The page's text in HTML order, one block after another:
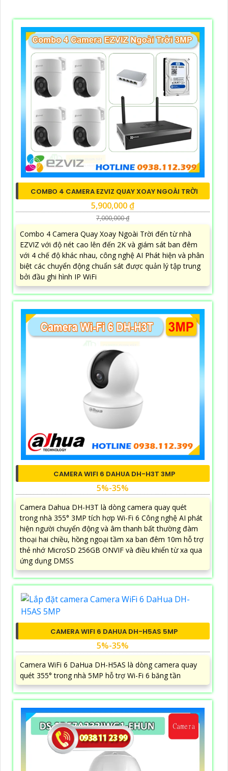
COMBO 4 CAMERA EZVIZ QUAY XOAY NGOÀI TRỜI
5,900,000 ₫
7,000,000 ₫
Combo 4 Camera Quay Xoay Ngoài Trời đến từ nhà
EZVIZ với độ nét cao lên đến 2K và giám sát ban đêm
với 4 chế độ khác nhau, công nghệ AI Phát hiện và phân
biệt các chuyển động chuẩn sát được quản lý tập trung
bởi đầu ghi hình IP WiFi
CAMERA WIFI 6 DAHUA DH-H3T 3MP
5%-35%
Camera Dahua DH-H3T là dòng camera quay quét
trong nhà 355° 3MP tích hợp Wi-Fi 6 Công nghệ AI phát
hiện người chuyển động và âm thanh bất thường đàm
thoại hai chiều, hồng ngoại tầm xa ban đêm 10m hỗ trợ
thẻ nhớ MicroSD 256GB ONVIF và điều khiển từ xa qua
ứng dụng DMSS
CAMERA WIFI 6 DAHUA DH-H5AS 5MP
5%-35%
Camera WiFi 6 DaHua DH-H5AS là dòng camera quay
quét 355° trong nhà 5MP hỗ trợ Wi-Fi 6 băng tần